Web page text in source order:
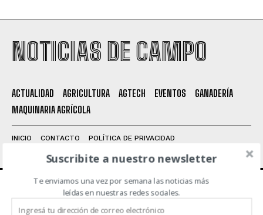
QUIERO SUSCRIBIRME
NOTICIAS DE CAMPO
ACTUALIDAD AGRICULTURA AGTECH EVENTOS
GANADERÍA
MAQUINARIA AGRÍCOLA
INICIO CONTACTO
POLÍTICA DE PRIVACIDAD
ACERCA DE NOSOTROS
Suscribite a nuestro newsletter
Te enviamos una vez por semana las noticias más
leídas en nuestras redes sociales.